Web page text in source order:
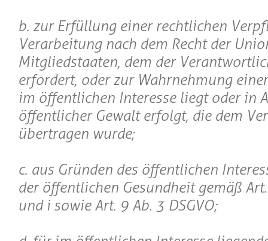
b. zur Erfüllung einer rechtlichen
Verarbeitung nach dem Recht der
Mitgliedstaaten, dem der
erfordert, oder zur Wahrnehmung
im öffentlichen Interesse liegt oder in
öffentlicher Gewalt erfolgt, die dem
übertragen wurde;
c. aus Gründen des öffentlichen
der öffentlichen Gesundheit gemäß
und i sowie Art. 9 Ab. 3 DSGVO;